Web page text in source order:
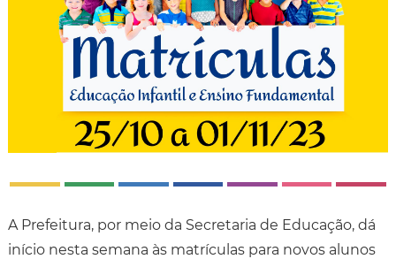
A Prefeitura, por meio da Secretaria de Educação, dá
início nesta semana às matrículas para novos alunos